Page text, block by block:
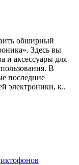
обширный
Здесь вы
и аксессуары для
В
последние
электроники, к..